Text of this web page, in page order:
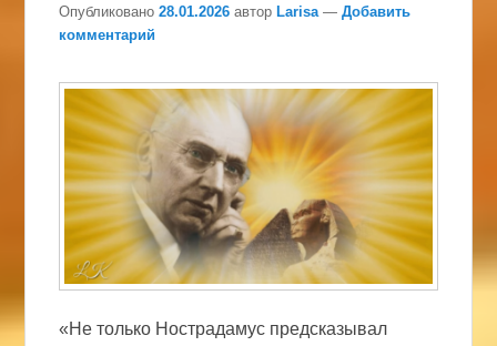
Опубликовано28.01.2026 автор Larisa —Добавить
комментарий
«Не только Нострадамус предсказывал